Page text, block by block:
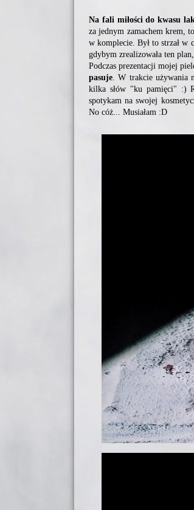
Na fali miłości do kwasu
za jednym zamachem krem,
w komplecie. Był to strzał w
gdybym zrealizowała ten
Podczas prezentacji mojej
pasuje. W trakcie używania
kilka słów "ku pamięci" :)
spotykam na swojej
No cóż... Musiałam :D